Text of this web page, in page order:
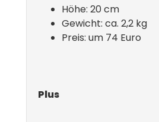
Höhe: 20 cm
Gewicht: ca. 2,2 kg
Preis: um 74 Euro
Plus